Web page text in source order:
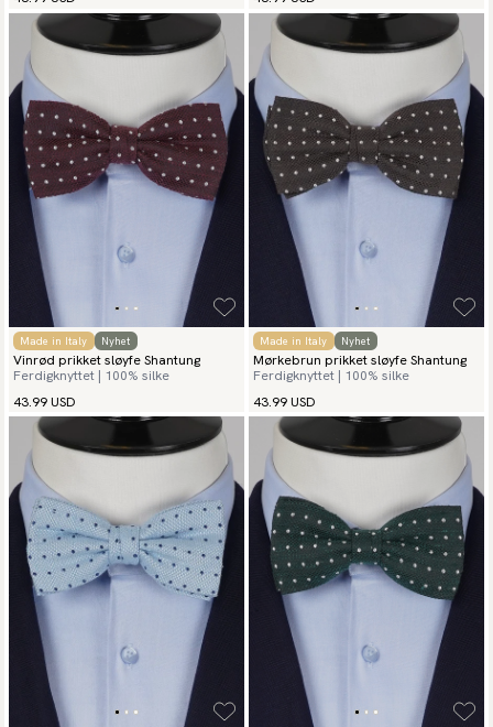
Made in Italy Nyhet
Vinrød prikket sløyfe Shantung
Ferdigknyttet | 100% silke
43.99 USD
Made in Italy Nyhet
Mørkebrun prikket sløyfe Shantung
Ferdigknyttet | 100% silke
43.99 USD